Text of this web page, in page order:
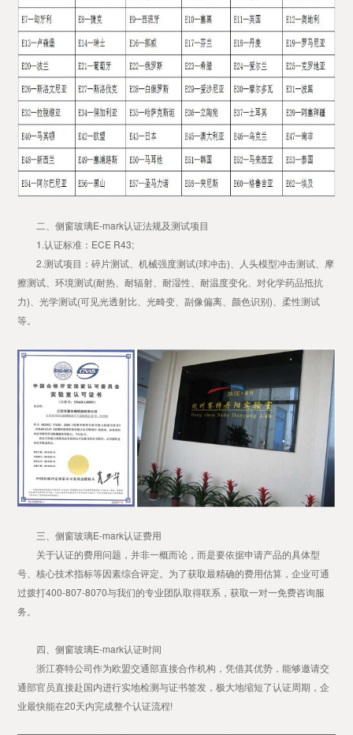
二、侧窗玻璃E-mark认证法规及测试项目
1.认证标准：ECE R43;
2.测试项目：碎片测试、机械强度测试(球冲击)、人头模型冲击测试、摩
擦测试、环境测试(耐热、耐辐射、耐湿性、耐温度变化、对化学药品抵抗
力)、光学测试(可见光透射比、光畸变、副像偏离、颜色识别)、柔性测试
等。
三、侧窗玻璃E-mark认证费用
关于认证的费用问题，并非一概而论，而是要依据申请产品的具体型
号、核心技术指标等因素综合评定。为了获取最精确的费用估算，企业可通
过拨打400-807-8070与我们的专业团队取得联系，获取一对一免费咨询服
务。
四、侧窗玻璃E-mark认证时间
浙江赛特公司作为欧盟交通部直接合作机构，凭借其优势，能够邀请交
通部官员直接赴国内进行实地检测与证书签发，极大地缩短了认证周期，企
业最快能在20天内完成整个认证流程!